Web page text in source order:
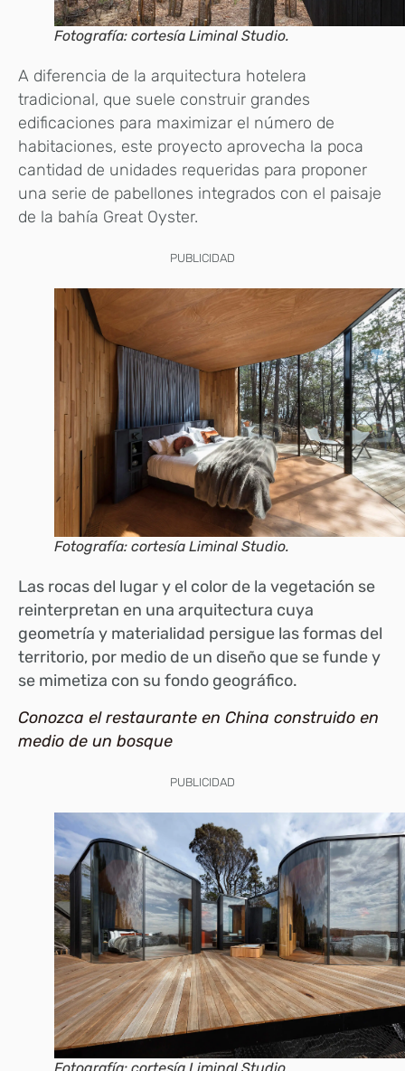
Fotografía: cortesía Liminal Studio.
A diferencia de la arquitectura hotelera
tradicional, que suele construir grandes
edificaciones para maximizar el número de
habitaciones, este proyecto aprovecha la poca
cantidad de unidades requeridas para proponer
una serie de pabellones integrados con el paisaje
de la bahía Great Oyster.
PUBLICIDAD
Fotografía: cortesía Liminal Studio.
Las rocas del lugar y el color de la vegetación se
reinterpretan en una arquitectura cuya
geometría y materialidad persigue las formas del
territorio, por medio de un diseño que se funde y
se mimetiza con su fondo geográfico.
Conozca el restaurante en China construido en
medio de un bosque
PUBLICIDAD
Fotografía: cortesía Liminal Studio.